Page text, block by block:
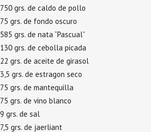
750 grs. de caldo de pollo
75 grs. de fondo oscuro
585 grs. de nata “Pascual”
130 grs. de cebolla picada
22 grs. de aceite de girasol
3,5 grs. de estragon seco
75 grs. de mantequilla
75 grs. de vino blanco
9 grs. de sal
7,5 grs. de jaerliant